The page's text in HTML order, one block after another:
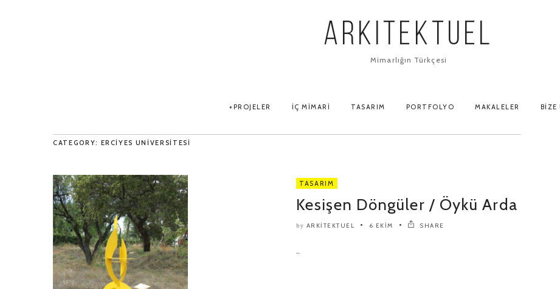
ARKITEKTUEL
Mimarlığın Türkçesi
PROJELER İÇ MIMARI TASARIM PORTFOLYO MAKALELER BIZE
CATEGORY: ERCIYES UNIVERSITESI
TASARIM
Kesişen Döngüler / Öykü Arda
by ARKITEKTUEL 6 EKIM SHARE
..